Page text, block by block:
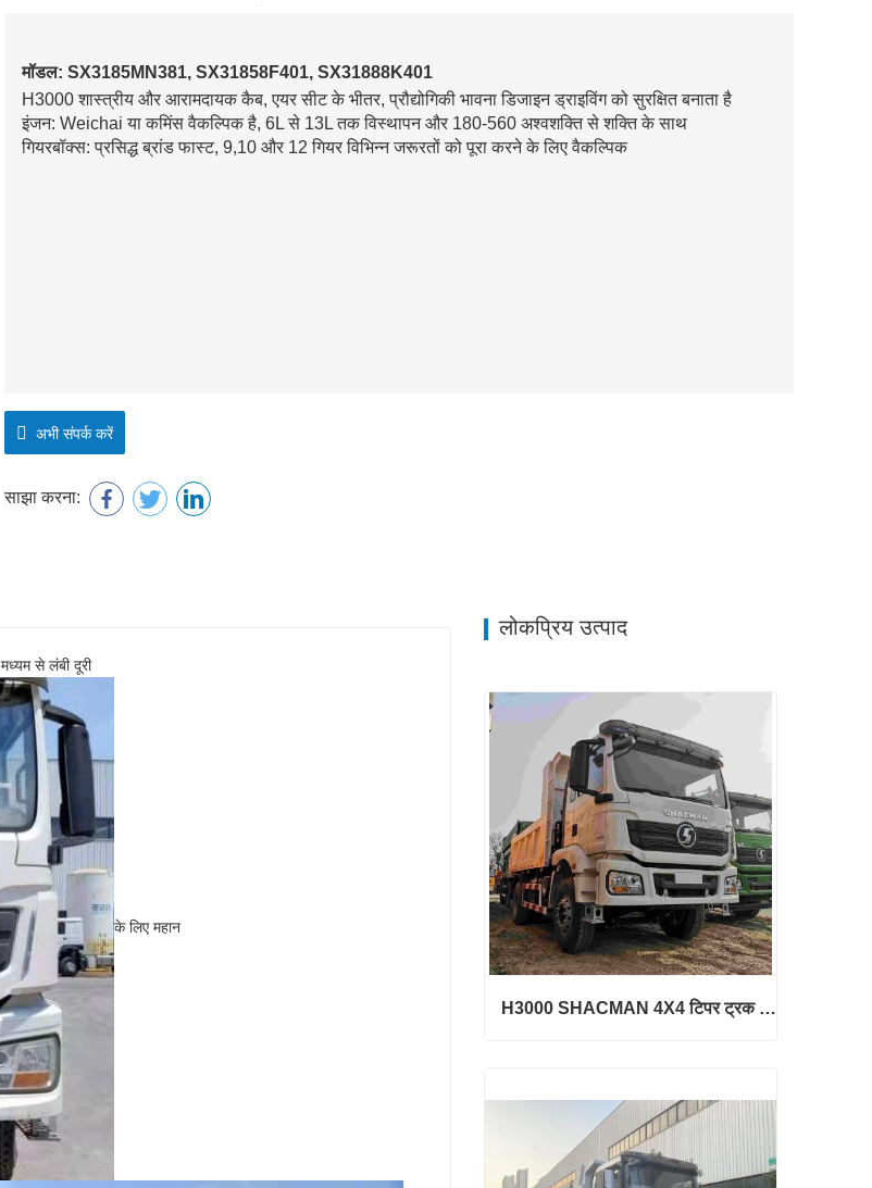
मॉडल: SX3185MN381, SX31858F401, SX31888K401
H3000 शास्त्रीय और आरामदायक कैब, एयर सीट के भीतर, प्रौद्योगिकी भावना डिजाइन ड्राइविंग को सुरक्षित बनाता है
इंजन: Weichai या कमिंस वैकल्पिक है, 6L से 13L तक विस्थापन और 180-560 अश्वशक्ति से शक्ति के साथ
गियरबॉक्स: प्रसिद्ध ब्रांड फास्ट, 9,10 और 12 गियर विभिन्न जरूरतों को पूरा करने के लिए वैकल्पिक
अभी संपर्क करें
साझा करना:
मध्यम से लंबी दूरी
के लिए महान
लोकप्रिय उत्पाद
H3000 SHACMAN 4X4 टिपर ट्रक बिक्री के लिए